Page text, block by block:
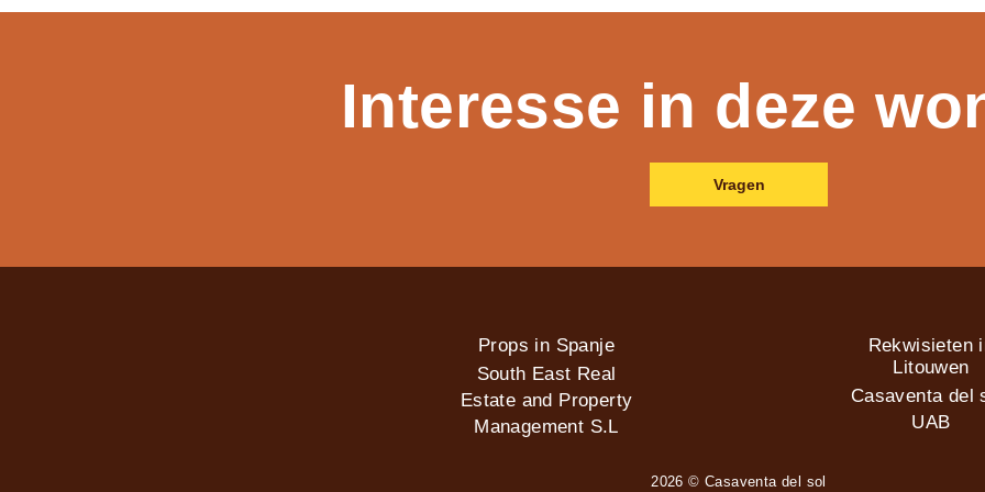
Interesse in deze
Vragen
Props in Spanje
South East Real
Estate and Property
Management S.L
Rekwisieten
Litouwen
Casaventa del
UAB
2026 © Casaventa del sol